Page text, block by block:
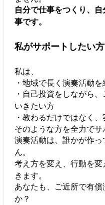
自分で仕事をつくり、
事です。
私がサポートしたい方
私は、
・地域で長く演奏活動
・自己投資をしながら
いきたい方
・教わるだけではなく
そのような方を全力でサ
演奏活動は、誰かが作
ん。
考え方を変え、行動を
きます。
あなたも、ご近所で有
か？